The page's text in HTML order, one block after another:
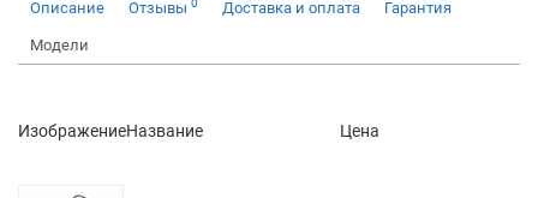
Описание Отзывы 0 Доставка и оплата Гарантия
Модели
ИзображениеНазвание Цена